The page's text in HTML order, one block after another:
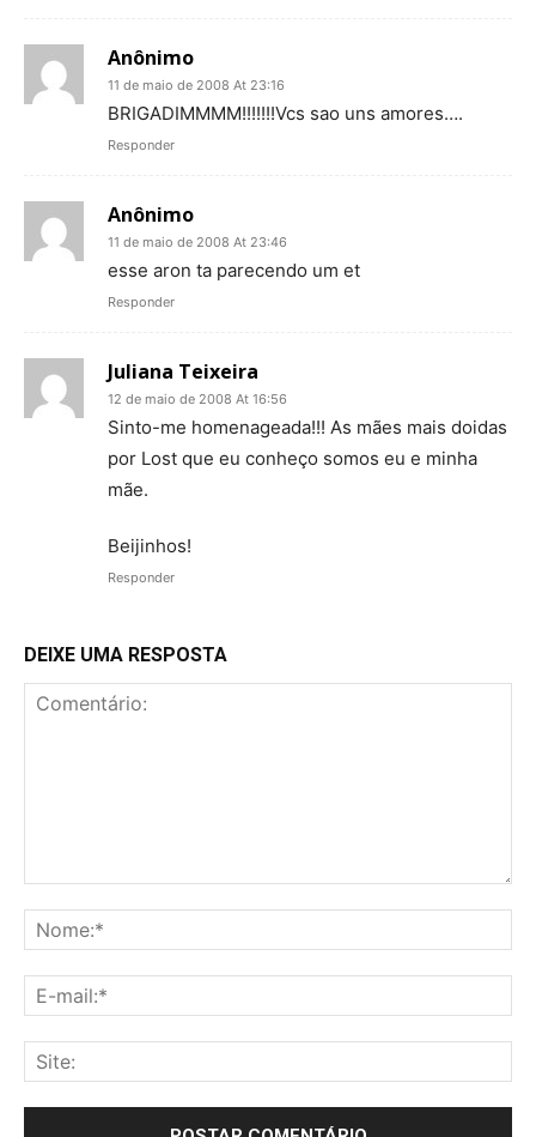
Anônimo
11 de maio de 2008 At 23:16
BRIGADIMMMM!!!!!!!Vcs sao uns amores….
Responder
Anônimo
11 de maio de 2008 At 23:46
esse aron ta parecendo um et
Responder
Juliana Teixeira
12 de maio de 2008 At 16:56
Sinto-me homenageada!!! As mães mais doidas
por Lost que eu conheço somos eu e minha
mãe.
Beijinhos!
Responder
DEIXE UMA RESPOSTA